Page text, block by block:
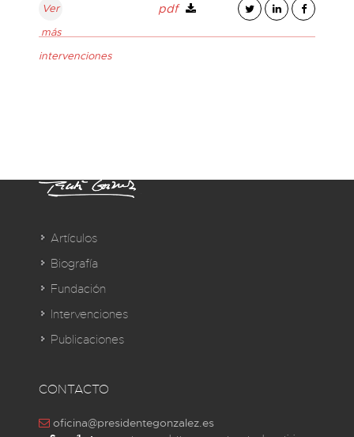
Ver
más
intervenciones
pdf
Artículos
Biografía
Fundación
Intervenciones
Publicaciones
CONTACTO
oficina@presidentegonzalez.es